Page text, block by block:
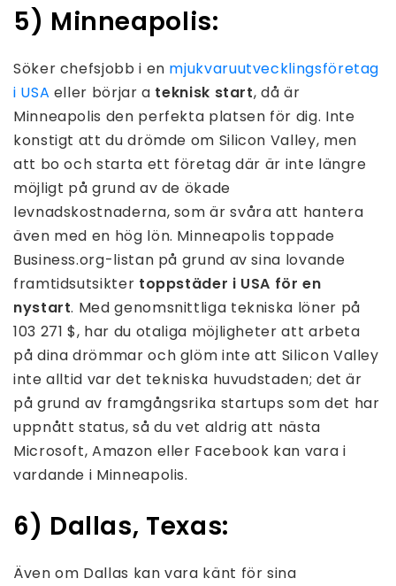
5) Minneapolis:
Söker chefsjobb i en mjukvaruutvecklingsföretag
i USA eller börjar a teknisk start, då är
Minneapolis den perfekta platsen för dig. Inte
konstigt att du drömde om Silicon Valley, men
att bo och starta ett företag där är inte längre
möjligt på grund av de ökade
levnadskostnaderna, som är svåra att hantera
även med en hög lön. Minneapolis toppade
Business.org-listan på grund av sina lovande
framtidsutsikter toppstäder i USA för en
nystart. Med genomsnittliga tekniska löner på
103 271 $, har du otaliga möjligheter att arbeta
på dina drömmar och glöm inte att Silicon Valley
inte alltid var det tekniska huvudstaden; det är
på grund av framgångsrika startups som det har
uppnått status, så du vet aldrig att nästa
Microsoft, Amazon eller Facebook kan vara i
vardande i Minneapolis.
6) Dallas, Texas:
Även om Dallas kan vara känt för sina